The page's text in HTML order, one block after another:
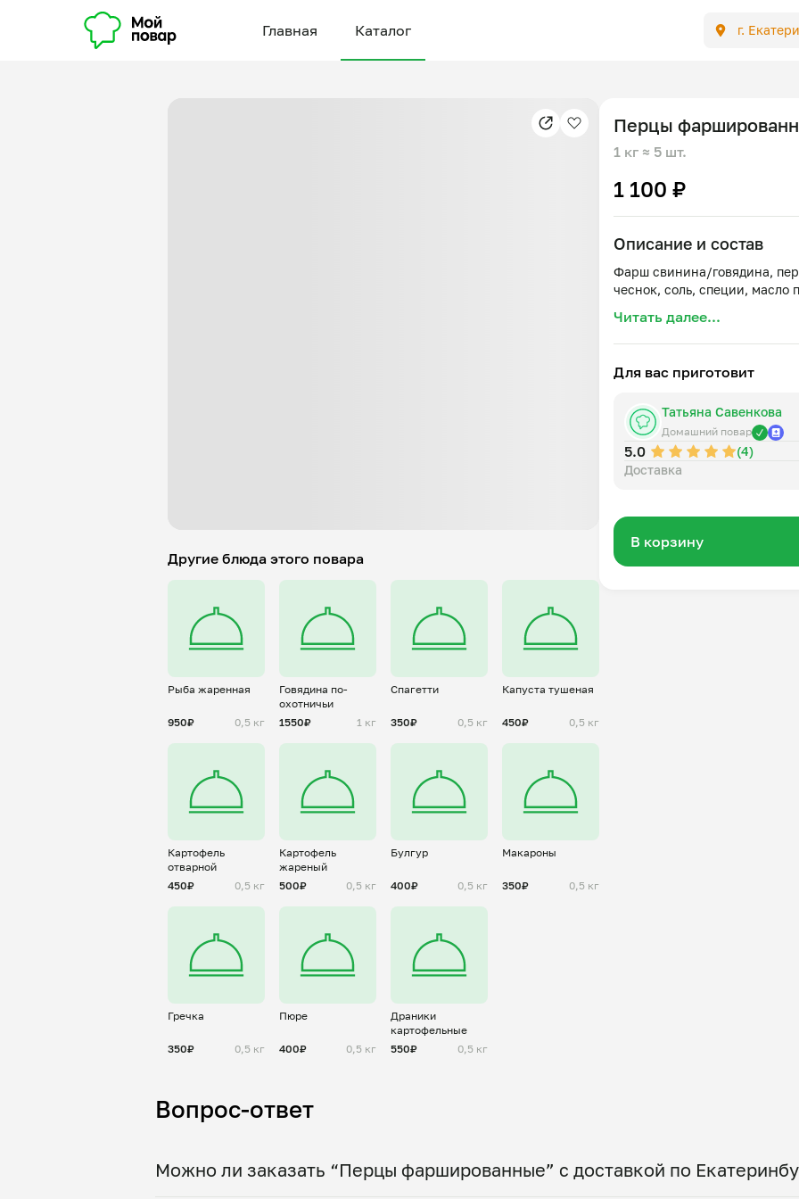
Главная Каталог г.
Другие блюда этого повара
Рыба жаренная
950₽ 0,5 кг
Говядина по-
охотничьи
1550₽
1 кг
Спагетти
350₽ 0,5 кг
Капуста тушеная
450₽ 0,5 кг
Картофель
отварной
450₽
0,5 кг
Картофель
жареный
500₽
0,5 кг
Булгур
400₽ 0,5 кг
Макароны
350₽ 0,5 кг
Гречка
350₽ 0,5 кг
Пюре
400₽ 0,5 кг
Драники
картофельные
550₽
0,5 кг
Перцы
1 кг ≈ 5 шт.
1 100 ₽
Описание и состав
Фарш свинина/говядина,
Читать далее...
Для вас приготовит
Татьяна Савенкова
Домашний повар
5.0
(4)
Доставка
В корзину
Вопрос-ответ
Можно ли заказать “Перцы фаршированные” с доставкой по